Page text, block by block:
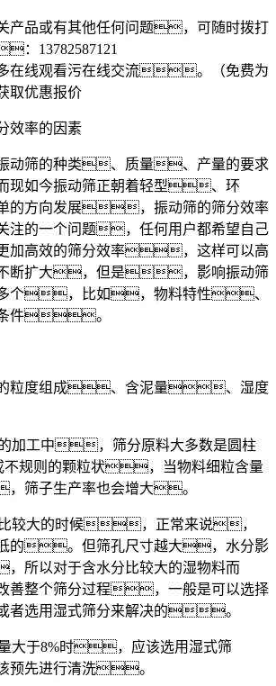
产品或有其他任何问题，可随时拨打
： 13782587121
在线观看污在线交流。（免费为
取优惠报价
率的因素
筛的种类、质量、产量的要求
如今振动筛正朝着轻型、环
方向发展，振动筛的筛分效率
注的一个问题，任何用户都希望自己
加高效的筛分效率，这样可以高
不断扩大，但是，影响振动筛
多个，比如，物料特性、
条件。
粒度组成、含泥量、湿度
工中，筛分原料大多数是圆柱
不规则的颗粒状，当物料细粒含量
筛子生产率也会增大。
较大的时候，正常来说，
低的。但筛孔尺寸越大，水分影
所以对于含水分比较大的湿物料而
善整个筛分过程，一般是可以选择
选用湿式筛分来解决的。
于8%时，应该选用湿式筛
先进行清洗。